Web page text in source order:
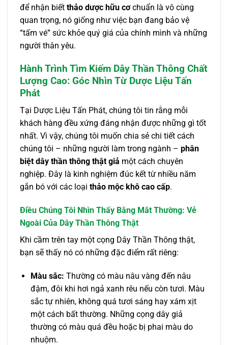
để nhận biết thảo dược hữu cơchuẩn là vô cùng
quan trọng, nó giống như việc bạn đang bảo vệ
“tấm vé” sức khỏe quý giá của chính mình và những
người thân yêu.
Hành Trình Tìm Kiếm Dây Thần Thông Chất
Lượng Cao: Góc Nhìn Từ Dược Liệu Tấn
Phát
Tại Dược Liệu Tấn Phát, chúng tôi tin rằng mỗi
khách hàng đều xứng đáng nhận được những gì tốt
nhất. Vì vậy, chúng tôi muốn chia sẻ chi tiết cách
chúng tôi – những người làm trong ngành – phân
biệt dây thần thông thật giả một cách chuyên
nghiệp. Đây là kinh nghiệm đúc kết từ nhiều năm
gắn bó với các loại thảo mộc khô cao cấp.
Điều Chúng Tôi Nhìn Thấy Bằng Mắt Thường: Vẻ
Ngoài Của Dây Thần Thông Thật
Khi cầm trên tay một cọng Dây Thần Thông thật,
bạn sẽ thấy nó có những đặc điểm rất riêng:
Màu sắc: Thường có màu nâu vàng đến nâu
đậm, đôi khi hơi ngả xanh rêu nếu còn tươi. Màu
sắc tự nhiên, không quá tươi sáng hay xám xịt
một cách bất thường. Những cọng dây giả
thường có màu quá đều hoặc bị phai màu do
nhuộm.